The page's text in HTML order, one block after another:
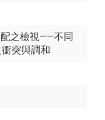
之檢視——不同
突與調和